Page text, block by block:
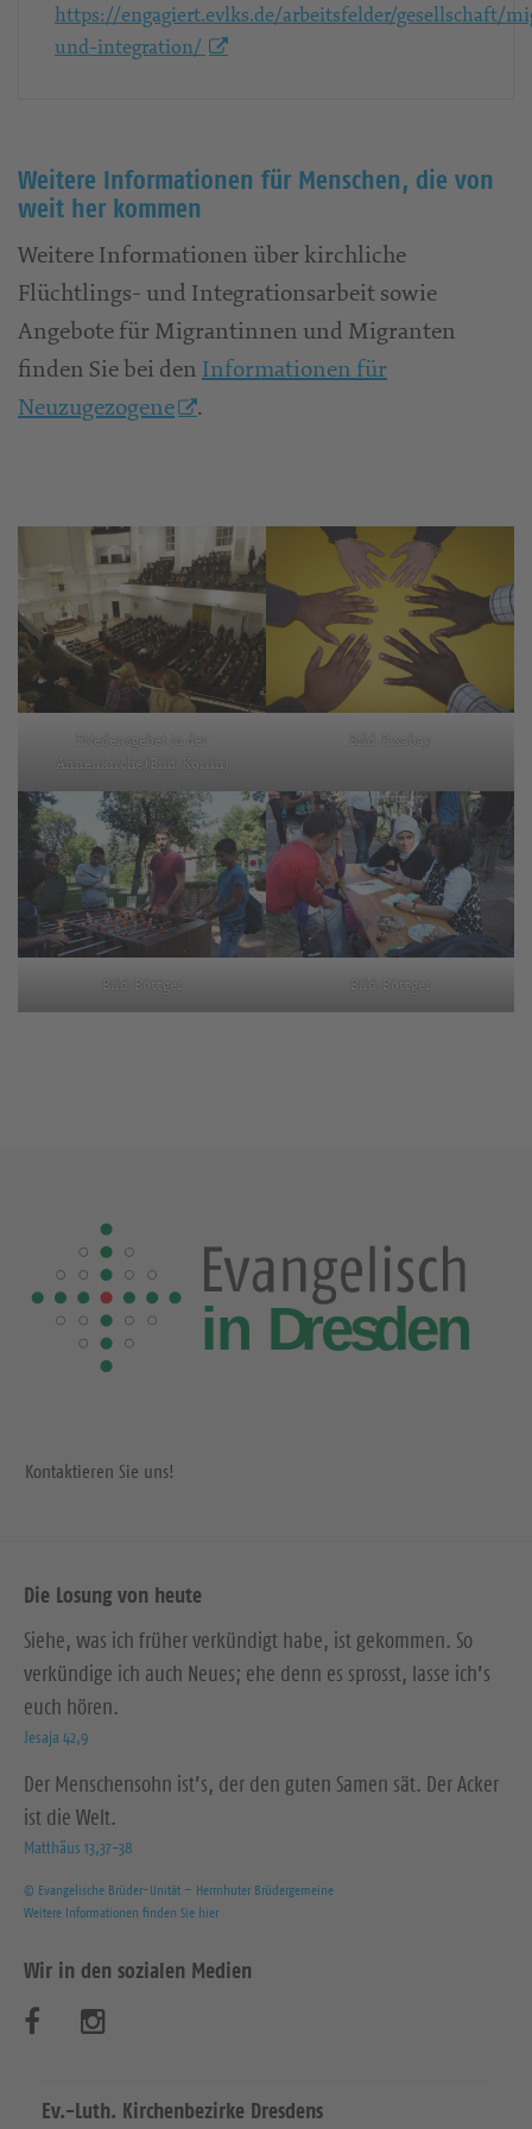
https://engagiert.evlks.de/arbeitsfelder/gesellschaft/
und-integration/
Weitere Informationen für Menschen, die von
weit her kommen
Weitere Informationen über kirchliche
Flüchtlings- und Integrationsarbeit sowie
Angebote für Migrantinnen und Migranten
finden Sie bei den Informationen für
Neuzugezogene
.
Friedensgebet in der
Annenkirche (Bild: Körlin)
Bild: Pixabay
Bild: Böttger Bild: Böttger
Kontaktieren Sie uns!
Die Losung von heute
Siehe, was ich früher verkündigt habe, ist gekommen. So
verkündige ich auch Neues; ehe denn es sprosst, lasse ich’s
euch hören.
Jesaja 42,9
Der Menschensohn ist’s, der den guten Samen sät. Der Acker
ist die Welt.
Matthäus 13,37-38
© Evangelische Brüder-Unität – Herrnhuter Brüdergemeine
Weitere Informationen finden Sie hier
Wir in den sozialen Medien
s
s
Ev.-Luth. Kirchenbezirke Dresdens